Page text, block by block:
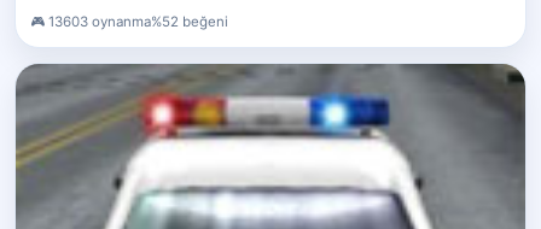
13603 oynanma%52 beğeni